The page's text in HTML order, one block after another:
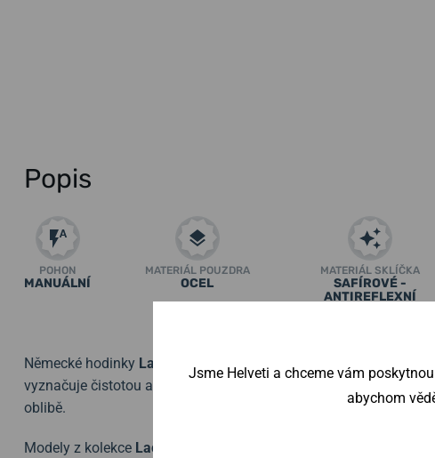
Popis
POHON
MANUÁLNÍ
MATERIÁL POUZDRA
OCEL
MATERIÁL SKLÍČKA
SAFÍROVÉ -
ANTIREFLEXNÍ
Německé hodinky Laco Graz Erbstück
na první pohled zaujmou
vyznačuje čistotou a skvělou přehledností, díky čemuž se nejen u
oblibě.
Modely z kolekce Laco Pilot Original
jsou inspirované
Jsme Helveti a chceme vám
abychom